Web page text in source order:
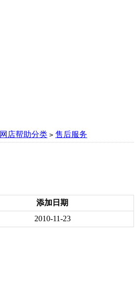
网店帮助分类 > 售后服务
添加日期
2010-11-23